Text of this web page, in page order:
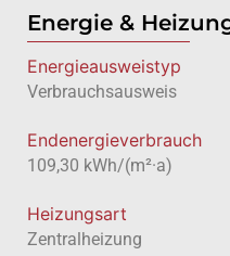
Energie &
Energie­ausweistyp
Verbrauchsausweis
Endenergieverbrauch
109,30 kWh/(m²·a)
Heizungsart
Zentralheizung